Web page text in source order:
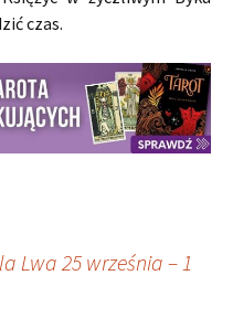
czas.
Lwa 25 września – 1